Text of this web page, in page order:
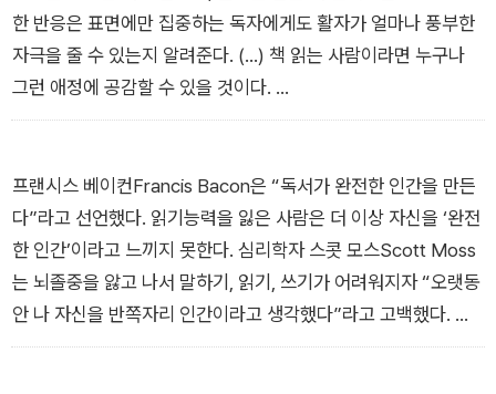
한 반응은 표면에만 집중하는 독자에게도 활자가 얼마나 풍부한
자극을 줄 수 있는지 알려준다. (…) 책 읽는 사람이라면 누구나
그런 애정에 공감할 수 있을 것이다.
_2장 | 한 살에 책을 펼친 아이
프랜시스 베이컨Francis Bacon은 “독서가 완전한 인간을 만든
다”라고 선언했다. 읽기능력을 잃은 사람은 더 이상 자신을 ‘완전
한 인간’이라고 느끼지 못한다. 심리학자 스콧 모스Scott Moss
는 뇌졸중을 앓고 나서 말하기, 읽기, 쓰기가 어려워지자 “오랫동
안 나 자신을 반쪽자리 인간이라고 생각했다”라고 고백했다.
_3장 | 하루아침에 읽을 수 없게 된다면